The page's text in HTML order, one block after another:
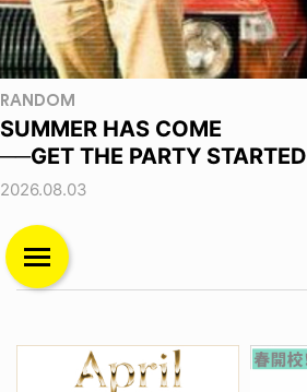
RANDOM
SUMMER HAS COME
──GET THE PARTY STARTED
2026.08.03